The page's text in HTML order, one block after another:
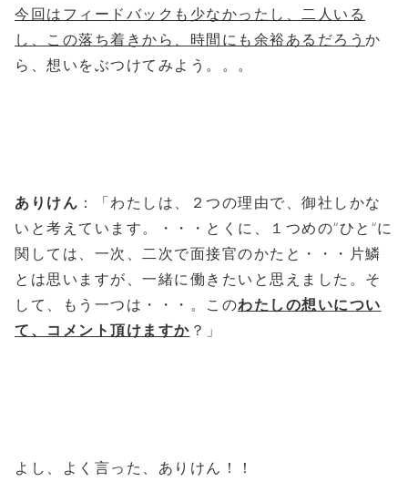
今回はフィードバックも少なかったし、二人いる
し、この落ち着きから、時間にも余裕あるだろう か
ら、想いをぶつけてみよう。。。
ありけん ：「わたしは、２つの理由で、御社しかな
いと考えています。・・・とくに、１つめの”ひと”に
関しては、一次、二次で面接官のかたと・・・片鱗
とは思いますが、一緒に働きたいと思えました。そ
して、もう一つは・・・。このわたしの想いについ
て、コメント頂けますか ？」
よし、よく言った、ありけん！！